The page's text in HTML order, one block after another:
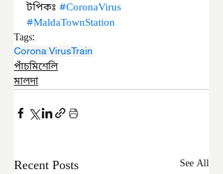
টপিকঃ #CoronaVirus
#MaldaTownStation
Tags:
Corona VirusTrain
পাঁচমিশেলি
মালদা
Recent Posts See All